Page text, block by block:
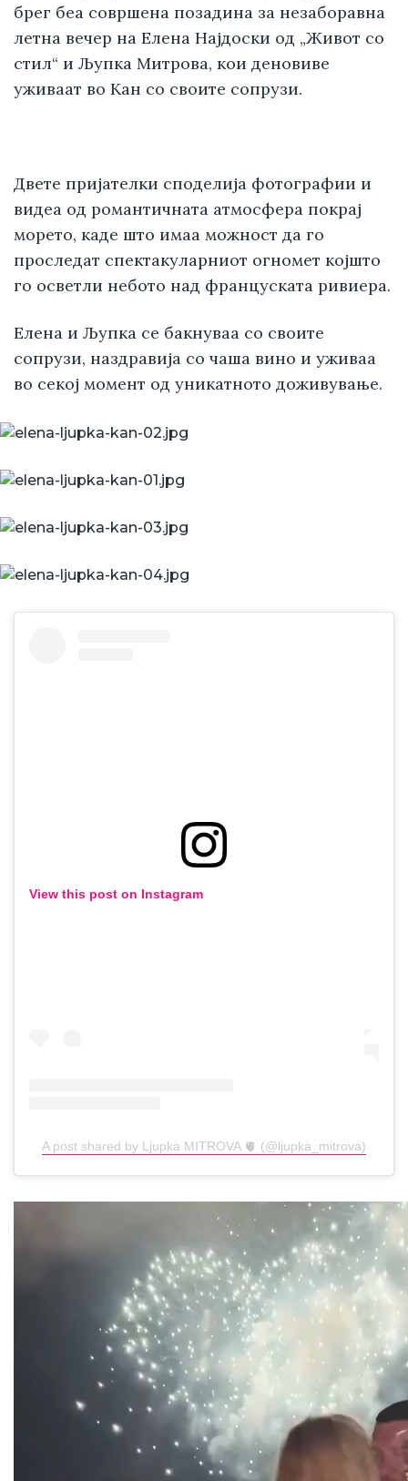
брег беа совршена позадина за незаборавна
летна вечер на Елена Најдоски од „Живот со
стил“ и Љупка Митрова, кои деновиве
уживаат во Кан со своите сопрузи.
Двете пријателки споделија фотографии и
видеа од романтичната атмосфера покрај
морето, каде што имаа можност да го
проследат спектакуларниот огномет којшто
го осветли небото над француската ривиера.
Елена и Љупка се бакнуваа со своите
сопрузи, наздравија со чаша вино и уживаа
во секој момент од уникатното доживување.
View this post on Instagram
A post shared by Ljupka MITROVA 🫀 (@ljupka_mitrova)